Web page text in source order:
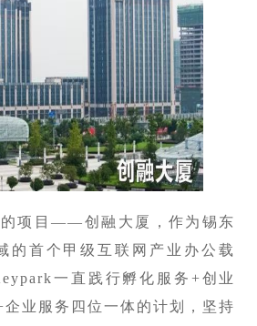
项目——创融大厦，作为锡东
的首个甲级互联网产业办公载
一直践行孵化服务+创业
业服务四位一体的计划，坚持